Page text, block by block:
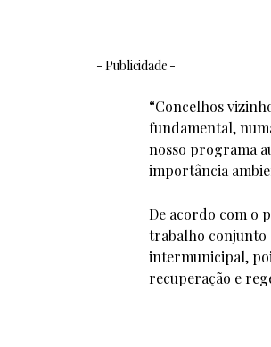
- Publicidade -
“Concelhos
fundamental,
nosso programa
importância
De acordo com o
trabalho conjunto
intermunicipal,
recuperação e